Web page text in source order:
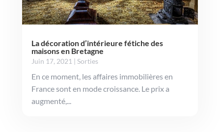
La décoration d’intérieure fétiche des
maisons en Bretagne
Juin 17, 2021 | Sorties
En ce moment, les affaires immobilières en
France sont en mode croissance. Le prix a
augmenté,...